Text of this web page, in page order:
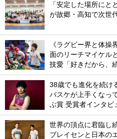
「安定した場所にと
が故郷・高知で次世
《ラグビー界と体操
面のリーチマイケル
技愛「好きだから、
38歳でも進化を続け
バスケが上手くなっ
ぶ賞 受賞者インタビ
世界の頂点に君臨し
ブレイセンと日本の